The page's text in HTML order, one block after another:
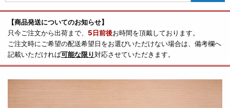
【商品発送についてのお知らせ】
只今ご注文から出荷まで、 5日前後お時間を頂戴しております。
ご注文時にご希望の配送希望日をお選びいただけない場合は、備考欄へ
記載いただければ可能な限り対応させていただきます。